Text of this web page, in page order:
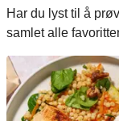
Har du lyst til å
samlet alle